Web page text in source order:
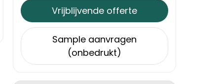
Vrijblijvende offerte
Sample aanvragen
(onbedrukt)